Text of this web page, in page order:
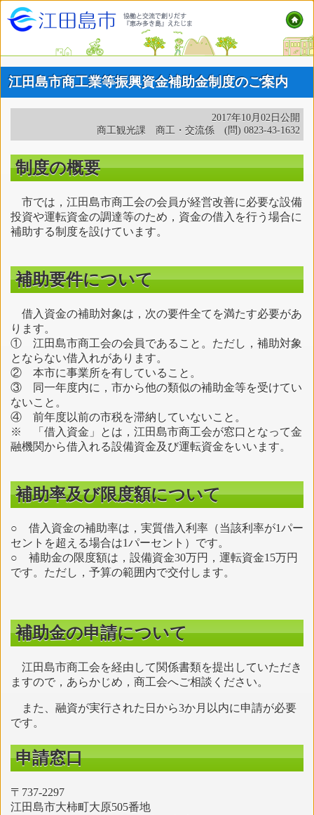
江田島市商工業等振興資金補助金制度のご案内
2017年10月02日公開
商工観光課 商工・交流係 (問) 0823-43-1632
制度の概要
市では，江田島市商工会の会員が経営改善に必要な設備
投資や運転資金の調達等のため，資金の借入を行う場合に
補助する制度を設けています。
補助要件について
借入資金の補助対象は，次の要件全てを満たす必要があ
ります。
① 江田島市商工会の会員であること。ただし，補助対象
とならない借入れがあります。
② 本市に事業所を有していること。
③ 同一年度内に，市から他の類似の補助金等を受けてい
ないこと。
④ 前年度以前の市税を滞納していないこと。
※ 「借入資金」とは，江田島市商工会が窓口となって金
融機関から借入れる設備資金及び運転資金をいいます。
補助率及び限度額について
○ 借入資金の補助率は，実質借入利率（当該利率が1パー
セントを超える場合は1パーセント）です。
○ 補助金の限度額は，設備資金30万円，運転資金15万円
です。ただし，予算の範囲内で交付します。
補助金の申請について
江田島市商工会を経由して関係書類を提出していただき
ますので，あらかじめ，商工会へご相談ください。
また、融資が実行された日から3か月以内に申請が必要
です。
申請窓口
〒737-2297
江田島市大柿町大原505番地